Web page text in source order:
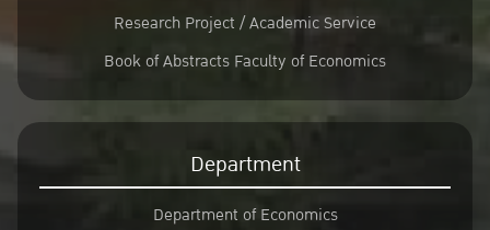
Research Project / Academic Service
Book of Abstracts Faculty of Economics
Department
Department of Economics